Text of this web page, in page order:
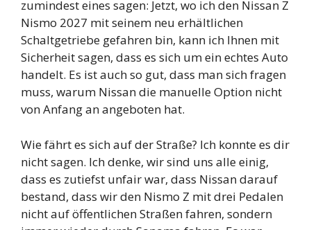
zumindest eines sagen: Jetzt, wo ich den Nissan Z
Nismo 2027 mit seinem neu erhältlichen
Schaltgetriebe gefahren bin, kann ich Ihnen mit
Sicherheit sagen, dass es sich um ein echtes Auto
handelt. Es ist auch so gut, dass man sich fragen
muss, warum Nissan die manuelle Option nicht
von Anfang an angeboten hat.
Wie fährt es sich auf der Straße? Ich konnte es dir
nicht sagen. Ich denke, wir sind uns alle einig,
dass es zutiefst unfair war, dass Nissan darauf
bestand, dass wir den Nismo Z mit drei Pedalen
nicht auf öffentlichen Straßen fahren, sondern